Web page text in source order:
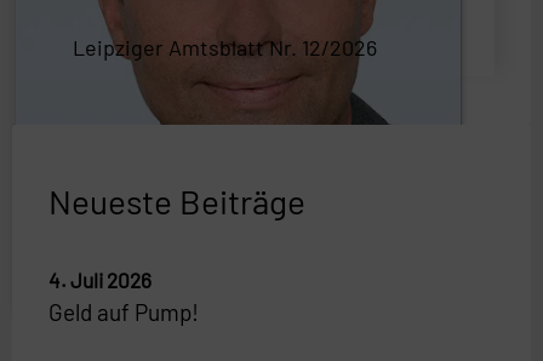
Leipziger Amtsblatt Nr. 12/2026
Neueste Beiträge
Geld auf Pump!
4. Juli 2026